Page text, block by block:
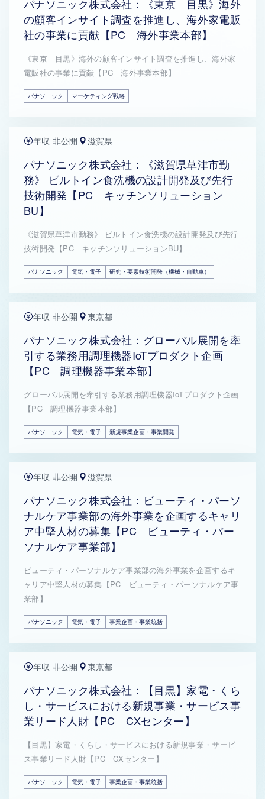
パナソニック株式会社：《東京 目黒》海外
の顧客インサイト調査を推進し、海外家電販
社の事業に貢献【PC 海外事業本部】
《東京 目黒》海外の顧客インサイト調査を推進し、海外家
電販社の事業に貢献【PC 海外事業本部】
パナソニック マーケティング戦略
年収 非公開 滋賀県
パナソニック株式会社：《滋賀県草津市勤
務》 ビルトイン食洗機の設計開発及び先行
技術開発【PC キッチンソリューション
BU】
《滋賀県草津市勤務》 ビルトイン食洗機の設計開発及び先行
技術開発【PC キッチンソリューションBU】
パナソニック 電気・電子 研究・要素技術開発（機械・自動車）
年収 非公開 東京都
パナソニック株式会社：グローバル展開を牽
引する業務用調理機器IoTプロダクト企画
【PC 調理機器事業本部】
グローバル展開を牽引する業務用調理機器IoTプロダクト企画
【PC 調理機器事業本部】
パナソニック 電気・電子 新規事業企画・事業開発
年収 非公開 滋賀県
パナソニック株式会社：ビューティ・パーソ
ナルケア事業部の海外事業を企画するキャリ
ア中堅人材の募集【PC ビューティ・パー
ソナルケア事業部】
ビューティ・パーソナルケア事業部の海外事業を企画するキ
ャリア中堅人材の募集【PC ビューティ・パーソナルケア事
業部】
パナソニック 電気・電子 事業企画・事業統括
年収 非公開 東京都
パナソニック株式会社：【目黒】家電・くら
し・サービスにおける新規事業・サービス事
業リード人財【PC CXセンター】
【目黒】家電・くらし・サービスにおける新規事業・サービ
ス事業リード人財【PC CXセンター】
パナソニック 電気・電子 事業企画・事業統括